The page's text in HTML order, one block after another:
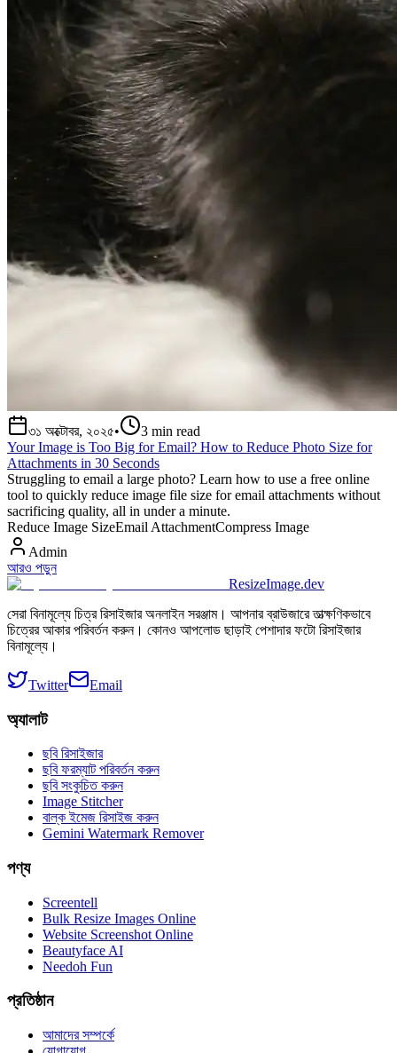
৩১ অক্টোবর, ২০২৫• 3 min read
Your Image is Too Big for Email? How to Reduce Photo Size for
Attachments in 30 Seconds
Struggling to email a large photo? Learn how to use a free online
tool to quickly reduce image file size for email attachments without
sacrificing quality, all in under a minute.
Reduce Image SizeEmail AttachmentCompress Image
Admin
আরও পড়ুন
ResizeImage.dev
সেরা বিনামূল্যে চিত্র রিসাইজার অনলাইন সরঞ্জাম। আপনার ব্রাউজারে তাত্ক্ষণিকভাবে
চিত্রের আকার পরিবর্তন করুন। কোনও আপলোড ছাড়াই পেশাদার ফটো রিসাইজার
বিনামূল্যে।
Twitter Email
অ্যালাট
ছবি রিসাইজার
ছবি ফরম্যাট পরিবর্তন করুন
ছবি সংকুচিত করুন
Image Stitcher
বাল্ক ইমেজ রিসাইজ করুন
Gemini Watermark Remover
পণ্য
Screentell
Bulk Resize Images Online
Website Screenshot Online
Beautyface AI
Needoh Fun
প্রতিষ্ঠান
আমাদের সম্পর্কে